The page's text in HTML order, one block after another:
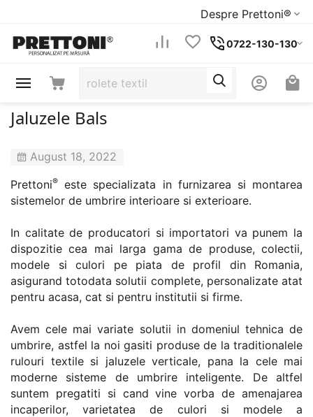
Despre Prettoni®
0722-130-130
Jaluzele Bals
August 18, 2022
Prettoni® este specializata in furnizarea si montarea
sistemelor de umbrire interioare si exterioare.
In calitate de producatori si importatori va punem la
dispozitie cea mai larga gama de produse, colectii,
modele si culori pe piata de profil din Romania,
asigurand totodata solutii complete, personalizate atat
pentru acasa, cat si pentru institutii si firme.
Avem cele mai variate solutii in domeniul tehnica de
umbrire, astfel la noi gasiti produse de la traditionalele
rulouri textile si jaluzele verticale, pana la cele mai
moderne sisteme de umbrire inteligente. De altfel
suntem pregatiti si cand vine vorba de amenajarea
incaperilor, varietatea de culori si modele a